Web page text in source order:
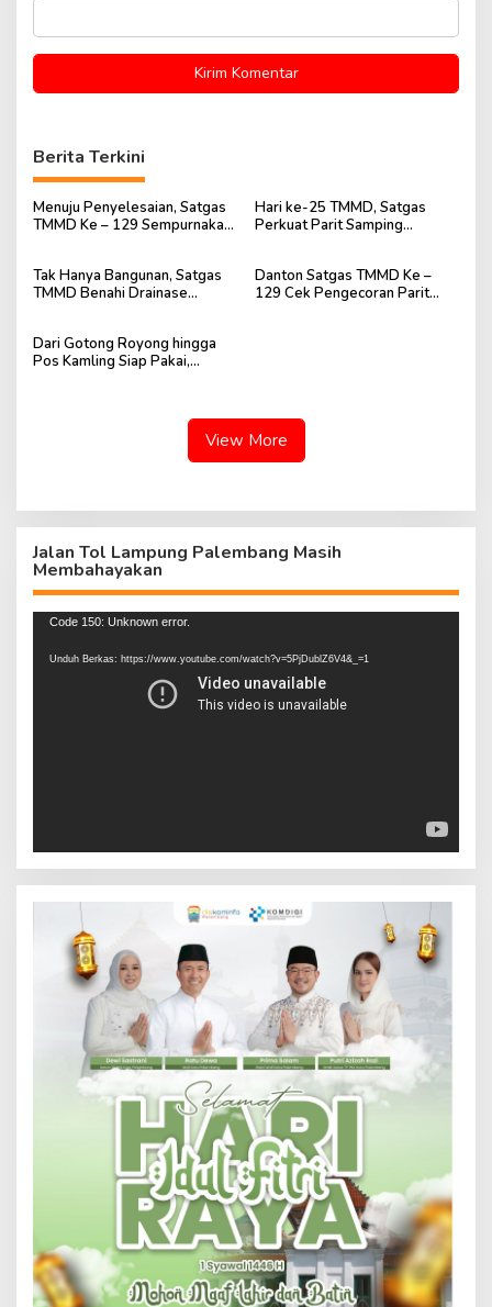
Berita Terkini
Menuju Penyelesaian, Satgas
TMMD Ke – 129 Sempurnakan
Hari ke-25 TMMD, Satgas
Perkuat Parit Samping
Tak Hanya Bangunan, Satgas
TMMD Benahi Drainase
Danton Satgas TMMD Ke –
129 Cek Pengecoran Parit
Dari Gotong Royong hingga
Pos Kamling Siap Pakai,
View More
Jalan Tol Lampung Palembang Masih
Membahayakan
Pemutar
Code 150: Unknown error.
Unduh Berkas: https://www.youtube.com/watch?v=5PjDublZ6V4&_=1